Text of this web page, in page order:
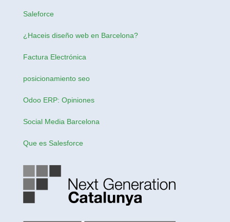
Saleforce
¿Haceis diseño web en Barcelona?
Factura Electrónica
posicionamiento seo
Odoo ERP: Opiniones
Social Media Barcelona
Que es Salesforce